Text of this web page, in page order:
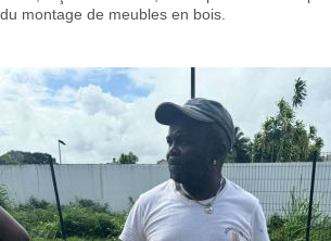
du montage de meubles en bois.